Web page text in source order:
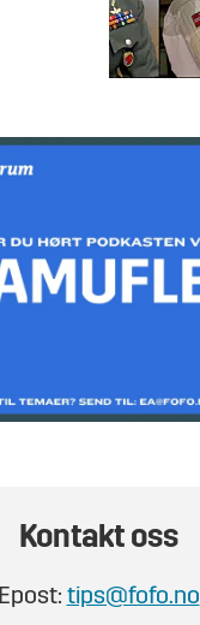
Kontakt oss
Epost: tips@fofo.no